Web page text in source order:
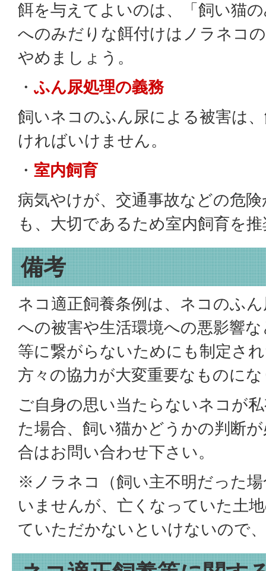
餌を与えてよいのは、「飼い猫
へのみだりな餌付けはノラネコ
やめましょう。
・ ふん尿処理の義務
飼いネコのふん尿による被害は
ければいけません。
・ 室内飼育
病気やけが、交通事故などの危
も、大切であるため室内飼育を
備考
ネコ適正飼養条例は、ネコのふ
への被害や生活環境への悪影響
等に繋がらないためにも制定さ
方々の協力が大変重要なものに
ご自身の思い当たらないネコが
た場合、飼い猫かどうかの判断
合はお問い合わせ下さい。
※ノラネコ（飼い主不明だった
いませんが、亡くなっていた土
ていただかないといけないので